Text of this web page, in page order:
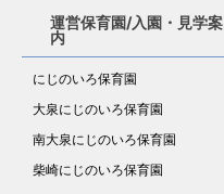
運営保育園/入園・見学案
内
にじのいろ保育園
大泉にじのいろ保育園
南大泉にじのいろ保育園
柴崎にじのいろ保育園